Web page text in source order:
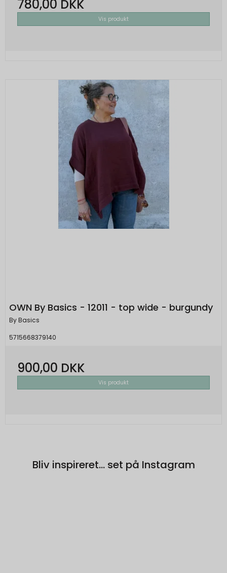
780,00 DKK
Vis produkt
OWN By Basics - 12011 - top wide - burgundy
By Basics
5715668379140
900,00 DKK
Vis produkt
Bliv inspireret... set på Instagram
risikoanalyse. Gemt i browseren's
Beskrivelse:
Brugt af Google med formål at levere en
risikoanalyse. Gemt i browseren's
"localStorage".
_grecaptcha
Brugt af Google med formål at levere en
risikoanalyse. Gemt i browseren's
"localStorage".